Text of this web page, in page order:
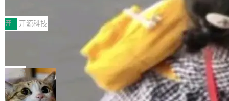
于自研UCL-Engine通信引擎，后续腾讯网平将
持续开源更多基于UCL-Engine的高性能通信组
件。 腾讯网平团队在UCL-MPComm中实现了一
个独立于业务线程的全局通信引擎（Engine），
助力企业AI研发安全落地 当前，越来越多企业已
经开始引入 AI Coding 工具，通过调用公有云模
型或企业内部部署模型提升研发效率。但随着 AI
Coding 从个人辅助工具逐步走向团队级、组织
级应用，企业在规模化落地过程中，对安全性、
可控性和代码质量提出了更高要求。 首先是数据
安全与合规要求。对于大多数普通研发场景，公
有云模型能够满足快速试用和效率提升的需求。
前不久，工业和信息化部正式发布《2025年人工
智能应用典型案例名单》，集中展示人工智能在
各领域的应用成果，覆盖技术底座、行业赋能、
产品应用、支撑保障、专题等五大方向。深信服
AI算力网关（AI创新平台）成功入选！ 随着各行
各业的Agent走向规模化建设，算力构成形态逐
渐丰富，用户关注的重点也在发生变化：不只是
让AI用起来，还要进一步看清混合算力时代下，
开 开源科技
Jeff Dean 离开 Google：一个时代的结
束，一个实验室的开始
Google 员工编号 20。MapReduce 作者之一。
Bigtable 作者之一。TensorFlow 的作者之一。
Gemini 的架构师。Google 首席科学家。 Jeff D
ean 在 Google 工作了 27 年后，宣布离职。 他
局
🔥 SolonCode v2026.8.4 发布：界面